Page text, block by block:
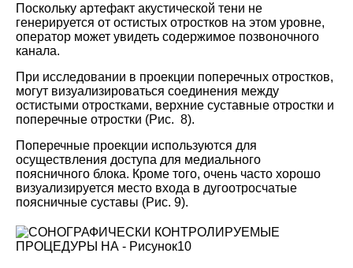
Поскольку артефакт акустической тени не
генерируется от остистых отростков на этом уровне,
оператор может увидеть содержимое позвоночного
канала.
При исследовании в проекции поперечных отростков,
могут визуализироваться соединения между
остистыми отростками, верхние суставные отростки и
поперечные отростки (Рис. 8).
Поперечные проекции используются для
осуществления доступа для медиального
поясничного блока. Кроме того, очень часто хорошо
визуализируется место входа в дугоотросчатые
поясничные суставы (Рис. 9).